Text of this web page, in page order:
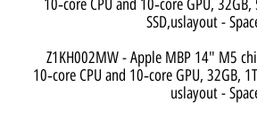
10‑core CPU and 10‑core GPU, 32GB,
SSD,uslayout -
Z1KH002MW - Apple MBP 14" M5
10‑core CPU and 10‑core GPU, 32GB,
uslayout -